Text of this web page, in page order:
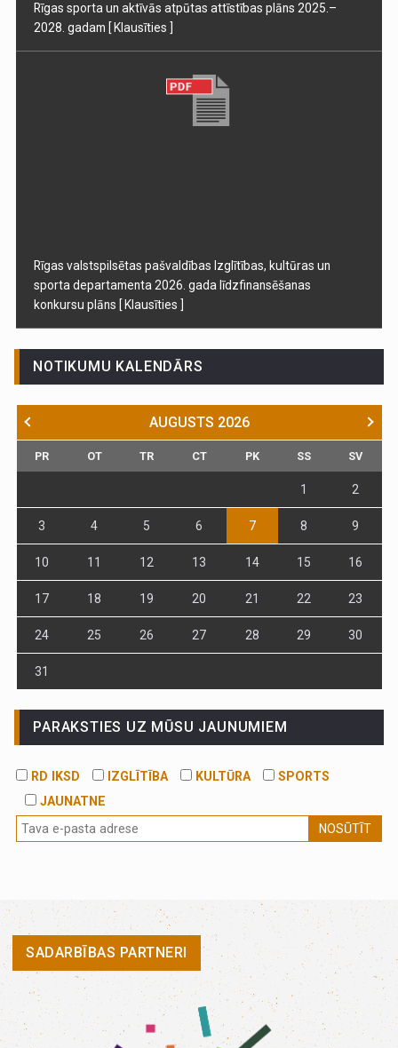
Rīgas sporta un aktīvās atpūtas attīstības plāns 2025.–
2028. gadam [ Klausīties ]
Rīgas valstspilsētas pašvaldības Izglītības, kultūras un
sporta departamenta 2026. gada līdzfinansēšanas
konkursu plāns [ Klausīties ]
NOTIKUMU KALENDĀRS
AUGUSTS 2026
PR OT TR CT PK SS SV
1 2
3 4 5 6 7 8 9
10 11 12 13 14 15 16
17 18 19 20 21 22 23
24 25 26 27 28 29 30
31
PARAKSTIES UZ MŪSU JAUNUMIEM
RD IKSD IZGLĪTĪBA KULTŪRA
SPORTS
JAUNATNE
NOSŪTĪT
SADARBĪBAS PARTNERI